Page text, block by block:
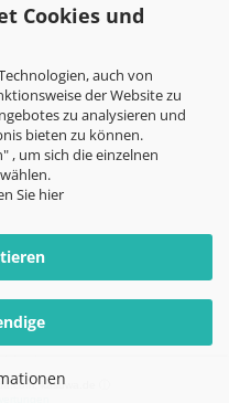
Cookies und
auch von
der Website zu
zu analysieren und
bieten zu können.
, um sich die einzelnen
Sie hier
kasuwa.de ⓘ